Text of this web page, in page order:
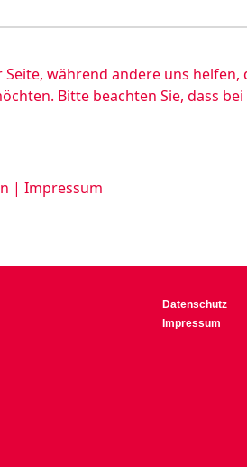
Datenschutz
Impressum
während andere uns
Bitte beachten Sie, dass
| Impressum